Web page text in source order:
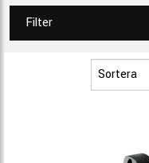
Filter